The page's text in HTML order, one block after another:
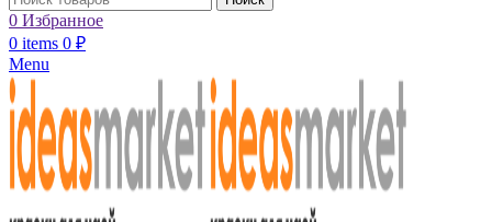
0 Избранное
0 items 0 ₽
Menu